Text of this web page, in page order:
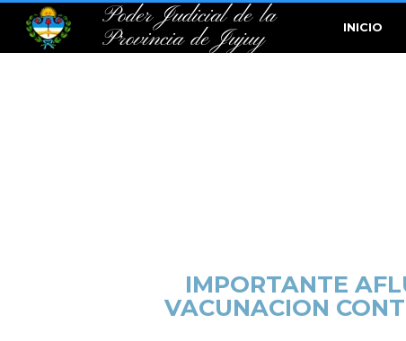
Poder Judicial de la
Provincia de Jujuy
INICIO
IMPORTANTE
VACUNACION